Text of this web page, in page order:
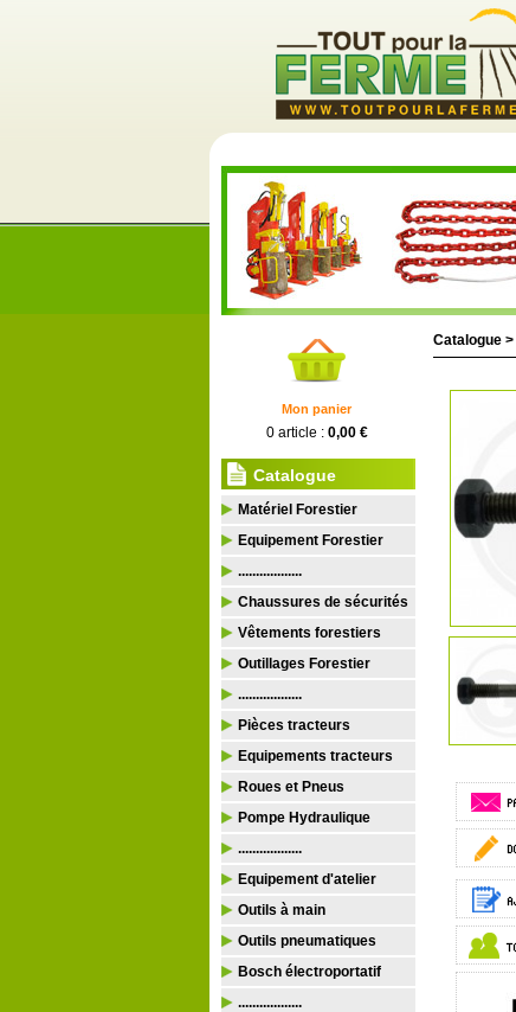
Mon panier
0 article : 0,00 €
Catalogue
Matériel Forestier
Equipement Forestier
..................
Chaussures de sécurités
Vêtements forestiers
Outillages Forestier
..................
Pièces tracteurs
Equipements tracteurs
Roues et Pneus
Pompe Hydraulique
..................
Equipement d'atelier
Outils à main
Outils pneumatiques
Bosch électroportatif
..................
Catalogue >